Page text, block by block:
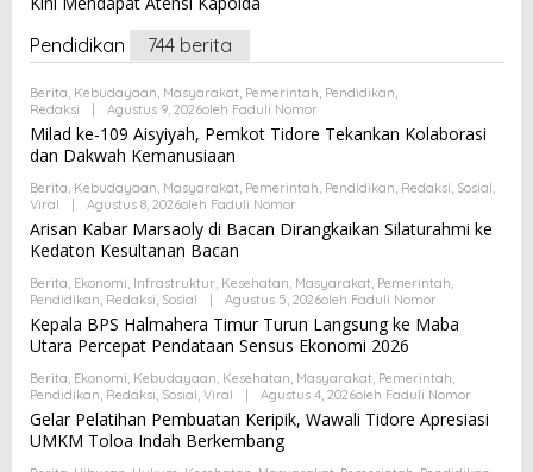
Pendidikan 744 berita
Berita, Kebudayaan, Masyarakat, Pemerintah, Pendidikan,
Redaksi
Agustus 9, 2026Oleh Faduli Nomor
Milad ke-109 Aisyiyah, Pemkot Tidore Tekankan Kolaborasi
dan Dakwah Kemanusiaan
Berita, Kebudayaan, Masyarakat, Pemerintah, Pendidikan, Redaksi, Sosial,
Viral
Agustus 8, 2026Oleh Faduli Nomor
Arisan Kabar Marsaoly di Bacan Dirangkaikan Silaturahmi ke
Kedaton Kesultanan Bacan
Berita, Ekonomi, Infrastruktur, Kesehatan, Masyarakat, Pemerintah,
Pendidikan, Redaksi, Sosial Agustus 5, 2026Oleh Faduli Nomor
Kepala BPS Halmahera Timur Turun Langsung ke Maba
Utara Percepat Pendataan Sensus Ekonomi 2026
Berita, Ekonomi, Kebudayaan, Kesehatan, Masyarakat, Pemerintah,
Pendidikan, Redaksi, Sosial, Viral Agustus 4, 2026Oleh Faduli Nomor
Gelar Pelatihan Pembuatan Keripik, Wawali Tidore Apresiasi
UMKM Toloa Indah Berkembang